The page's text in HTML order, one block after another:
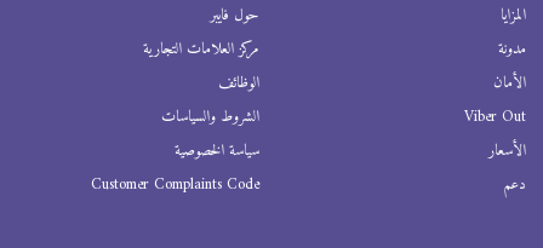
المزايا
مدونة
الأمان
Viber Out
الأسعار
دعم
حول فايبر
مركز العلامات التجارية
الوظائف
الشروط والسياسات
سياسة الخصوصية
Customer Complaints Code